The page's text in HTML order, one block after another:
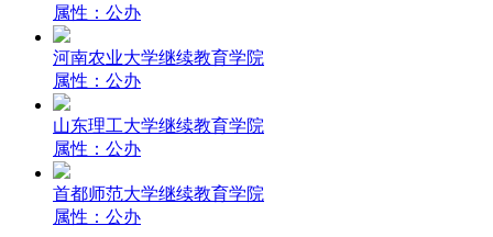
属性：公办
河南农业大学继续教育学院
属性：公办
山东理工大学继续教育学院
属性：公办
首都师范大学继续教育学院
属性：公办